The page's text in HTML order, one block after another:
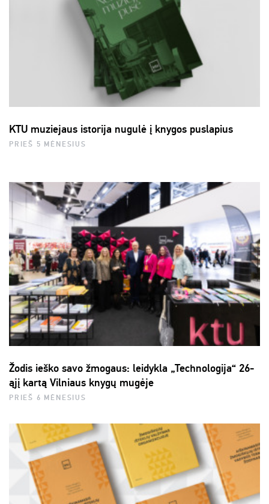
KTU muziejaus istorija nugulė į knygos puslapius
PRIEŠ 5 MĖNESIUS
Žodis ieško savo žmogaus: leidykla „Technologija“ 26-
ąjį kartą Vilniaus knygų mugėje
PRIEŠ 6 MĖNESIUS